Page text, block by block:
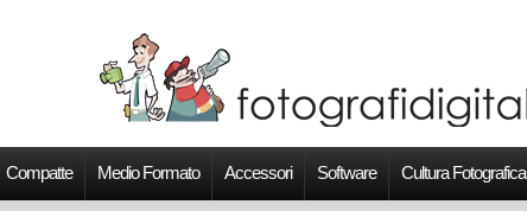
Compatte Medio Formato Accessori Software Cultura Fotografica